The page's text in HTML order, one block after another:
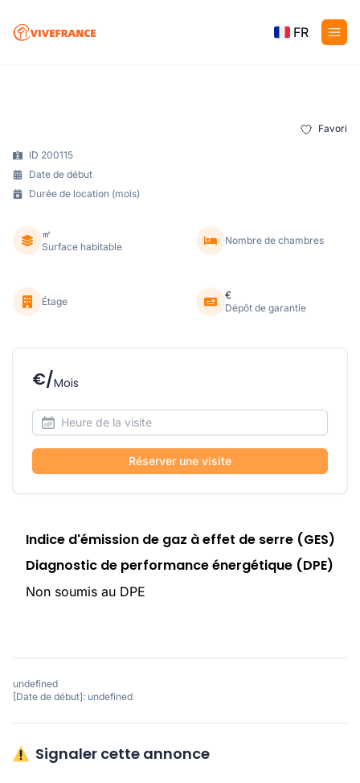
FR
Favori
ID 200115
Date de début
Durée de location (mois)
㎡
Surface habitable
Nombre de chambres
Étage
€
Dépôt de garantie
€/Mois
Réserver une visite
Indice d'émission de gaz à effet de serre (GES)
Diagnostic de performance énergétique (DPE)
Non soumis au DPE
undefined
[Date de début]: undefined
Signaler cette annonce